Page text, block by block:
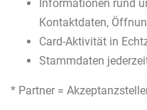
Informationen rund
Kontaktdaten,
Card-Aktivität in
Stammdaten
* Partner =